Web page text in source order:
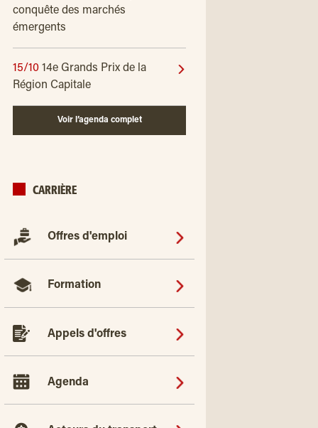
conquête des marchés
émergents
15/10 14e Grands Prix de la
Région Capitale
Voir l’agenda complet
CARRIÈRE
Offres d'emploi
Formation
Appels d'offres
Agenda